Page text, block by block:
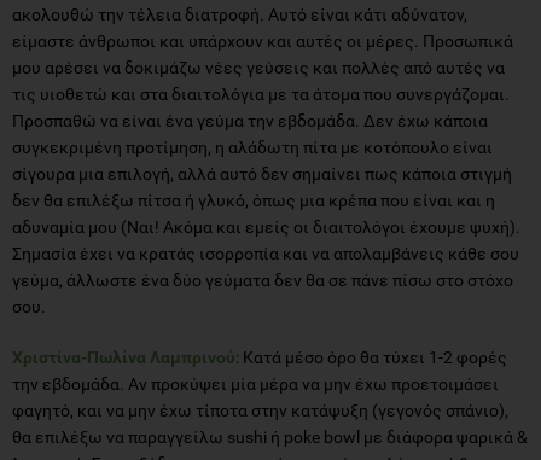
ακολουθώ την τέλεια διατροφή. Αυτό είναι κάτι αδύνατον,
είμαστε άνθρωποι και υπάρχουν και αυτές οι μέρες. Προσωπικά
μου αρέσει να δοκιμάζω νέες γεύσεις και πολλές από αυτές να
τις υιοθετώ και στα διαιτολόγια με τα άτομα που συνεργάζομαι.
Προσπαθώ να είναι ένα γεύμα την εβδομάδα. Δεν έχω κάποια
συγκεκριμένη προτίμηση, η αλάδωτη πίτα με κοτόπουλο είναι
σίγουρα μια επιλογή, αλλά αυτό δεν σημαίνει πως κάποια στιγμή
δεν θα επιλέξω πίτσα ή γλυκό, όπως μια κρέπα που είναι και η
αδυναμία μου (Ναι! Ακόμα και εμείς οι διαιτολόγοι έχουμε ψυχή).
Σημασία έχει να κρατάς ισορροπία και να απολαμβάνεις κάθε σου
γεύμα, άλλωστε ένα δύο γεύματα δεν θα σε πάνε πίσω στο στόχο
σου.
Χριστίνα-Πωλίνα Λαμπρινού: Κατά μέσο όρο θα τύχει 1-2 φορές
την εβδομάδα. Αν προκύψει μία μέρα να μην έχω προετοιμάσει
φαγητό, και να μην έχω τίποτα στην κατάψυξη (γεγονός σπάνιο),
θα επιλέξω να παραγγείλω sushi ή poke bowl με διάφορα ψαρικά &